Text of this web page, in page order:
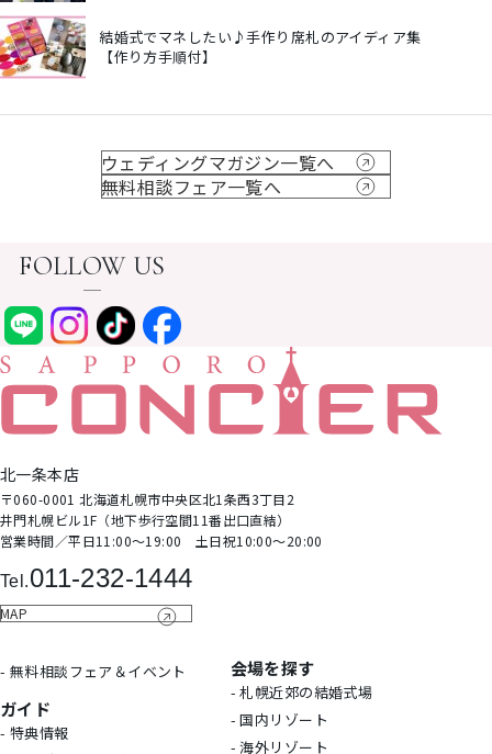
結婚式でマネしたい♪手作り席札のアイディア集
【作り方手順付】
ウェディングマガジン一覧へ
無料相談フェア一覧へ
FOLLOW US
北⼀条本店
〒060-0001 北海道札幌市中央区北1条⻄3丁⽬2
井⾨札幌ビル1F（地下歩⾏空間11番出⼝直結）
営業時間∕平日11:00～19:00 土日祝10:00～20:00
Tel.011-232-1444
MAP
- 無料相談フェア＆イベント
ガイド
- 特典情報
会場を探す
- 札幌近郊の結婚式場
- 国内リゾート
- 海外リゾート